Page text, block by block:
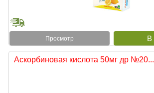
Просмотр
Аскорбиновая кислота 50мг др №20...